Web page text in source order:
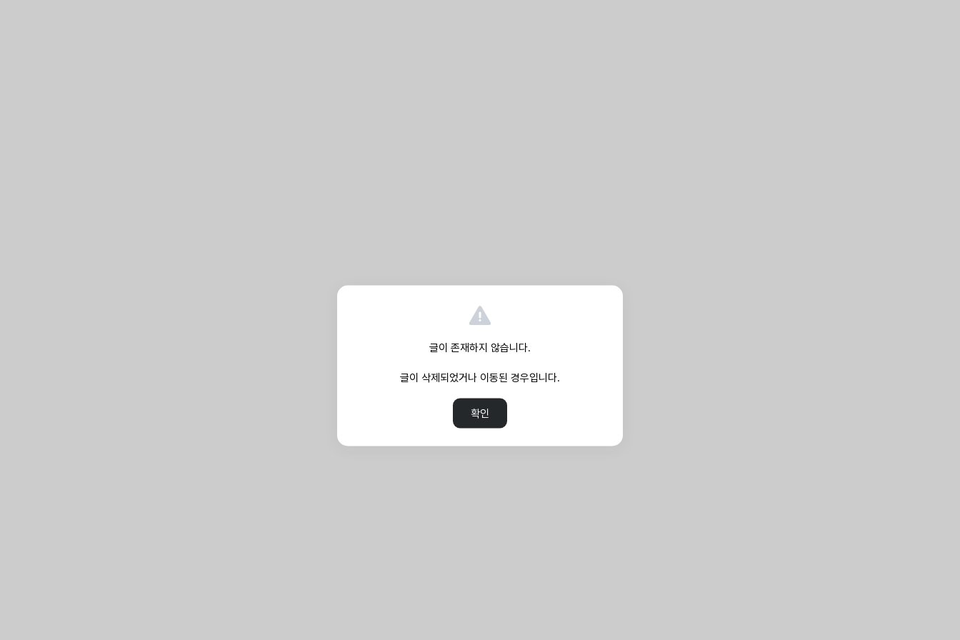
글이 존재하지 않습니다.
글이 삭제되었거나 이동된 경우입니다.
확인